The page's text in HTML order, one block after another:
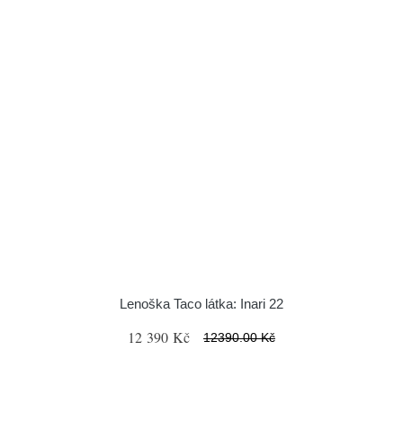
Lenoška Taco látka: Inari 22
12 390 Kč 12390.00 Kč